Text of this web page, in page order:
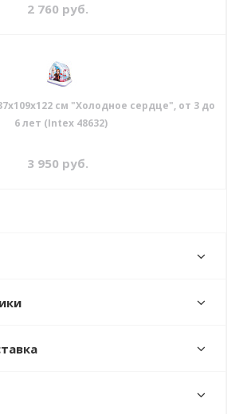
2 760 руб.
см "Холодное сердце", от 3 до
6 лет (Intex 48632)
3 950 руб.